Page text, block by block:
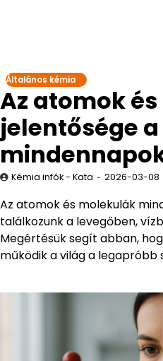
Általános kémia
Az atomok
jelentősége a
Kémia infók - Kata 2026-03-08
Az atomok és molekulák
találkozunk a levegőben,
Megértésük segít abban,
működik a világ a legapróbb